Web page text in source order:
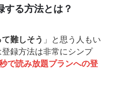
する方法とは？
難しそう 」と思う人もい
録方法は非常にシンプ
で読み放題プランへの登